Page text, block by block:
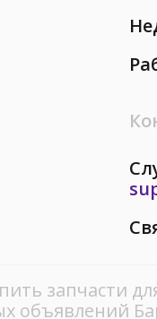
запчасти
объявлений